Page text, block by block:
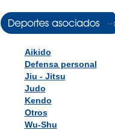
Aikido
Defensa personal
Jiu - Jitsu
Judo
Kendo
Otros
Wu-Shu